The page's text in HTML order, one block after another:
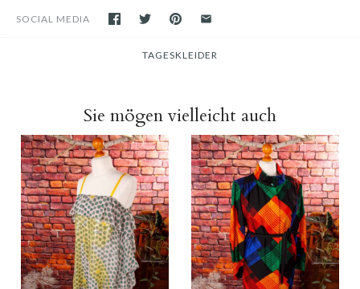
SOCIAL MEDIA
TAGESKLEIDER
Sie mögen vielleicht auch